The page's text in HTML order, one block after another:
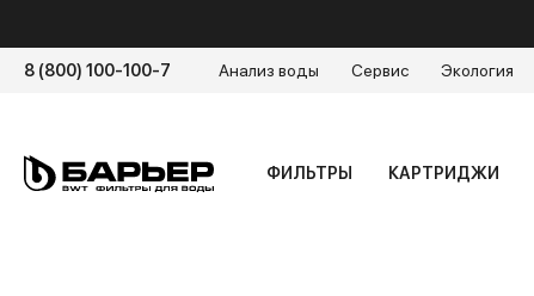
8 (800) 100-100-7 Анализ воды Сервис Экология
ФИЛЬТРЫ КАРТРИДЖИ